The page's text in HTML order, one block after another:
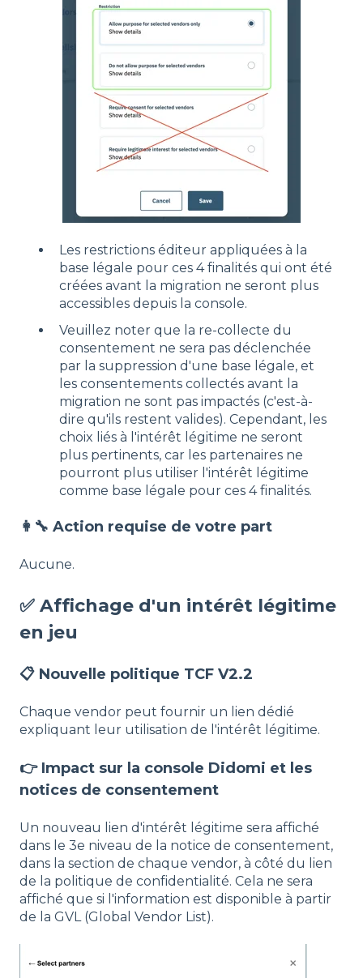
Les restrictions éditeur appliquées à la
base légale pour ces 4 finalités qui ont été
créées avant la migration ne seront plus
accessibles depuis la console.
Veuillez noter que la re-collecte du
consentement ne sera pas déclenchée
par la suppression d'une base légale, et
les consentements collectés avant la
migration ne sont pas impactés (c'est-à-
dire qu'ils restent valides). Cependant, les
choix liés à l'intérêt légitime ne seront
plus pertinents, car les partenaires ne
pourront plus utiliser l'intérêt légitime
comme base légale pour ces 4 finalités.
👩‍🔧 Action requise de votre part
Aucune.
✅ Affichage d'un intérêt légitime
en jeu
📋 Nouvelle politique TCF V2.2
Chaque vendor peut fournir un lien dédié
expliquant leur utilisation de l'intérêt légitime.
👉 Impact sur la console Didomi et les
notices de consentement
Un nouveau lien d'intérêt légitime sera affiché
dans le 3e niveau de la notice de consentement,
dans la section de chaque vendor, à côté du lien
de la politique de confidentialité. Cela ne sera
affiché que si l'information est disponible à partir
de la GVL (Global Vendor List).